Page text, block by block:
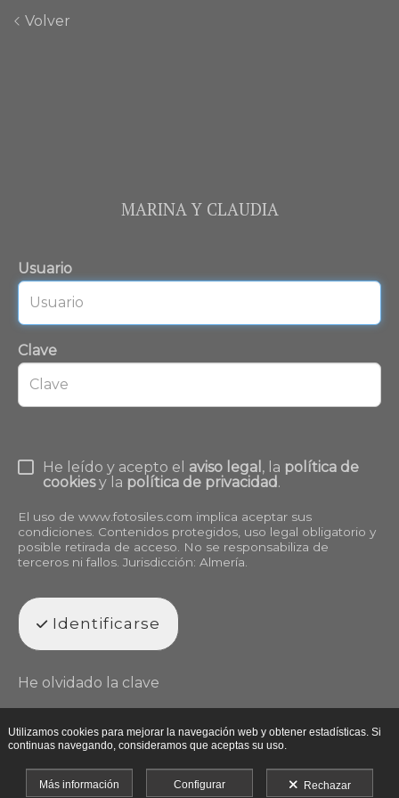
Volver
MARINA Y CLAUDIA
Usuario
Clave
He leído y acepto el aviso legal , la política de
cookiesy la política de privacidad.
El uso de www.fotosiles.com implica aceptar sus
condiciones. Contenidos protegidos, uso legal obligatorio y
posible retirada de acceso. No se responsabiliza de
terceros ni fallos. Jurisdicción: Almería.
Identificarse
He olvidado la clave
Utilizamos cookies para mejorar la navegación web y obtener estadísticas. Si
continuas navegando, consideramos que aceptas su uso.
Más información Configurar Rechazar